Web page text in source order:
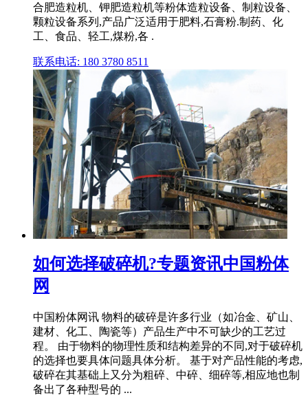
合肥造粒机、钾肥造粒机等粉体造粒设备、制粒设备、
颗粒设备系列,产品广泛适用于肥料,石膏粉.制药、化
工、食品、轻工,煤粉,各 .
联系电话: 180 3780 8511
如何选择破碎机?专题资讯中国粉体
网
中国粉体网讯 物料的破碎是许多行业（如冶金、矿山、
建材、化工、陶瓷等）产品生产中不可缺少的工艺过
程。 由于物料的物理性质和结构差异的不同,对于破碎机
的选择也要具体问题具体分析。 基于对产品性能的考虑,
破碎在其基础上又分为粗碎、中碎、细碎等,相应地也制
备出了各种型号的 ...